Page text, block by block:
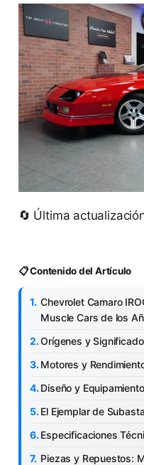
🔄 Última
📋 Contenido del Artículo
Chevrolet Camaro
Muscle Cars de los
Orígenes y
Motores y
Diseño y
El Ejemplar de
Especificaciones
Piezas y Repuestos: